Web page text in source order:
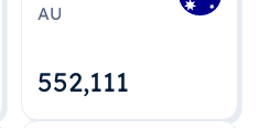
AU
552,112